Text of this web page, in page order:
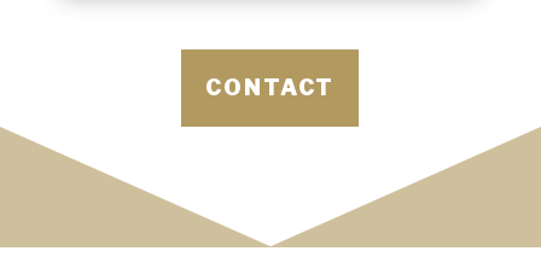
CONTACT